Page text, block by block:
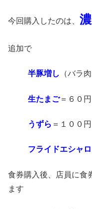
今回購入したのは、
追加で
半豚増し （バラ
生たまご＝６０円
うずら ＝１００円
フライドエシャロ
食券購入後、店員に食
ます